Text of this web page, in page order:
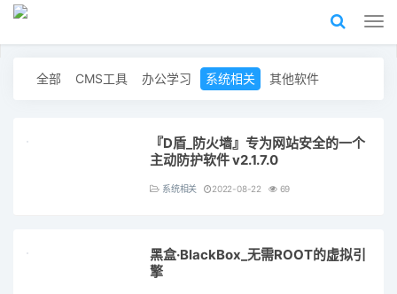
全部 CMS工具 办公学习 系统相关 其他软件
『D盾_防火墙』专为网站安全的一个
主动防护软件 v2.1.7.0
系统相关 2022-08-22 69
黑盒·BlackBox_无需ROOT的虚拟引
擎